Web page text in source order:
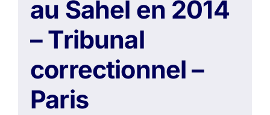
au Sahel en 2014
– Tribunal
correctionnel –
Paris